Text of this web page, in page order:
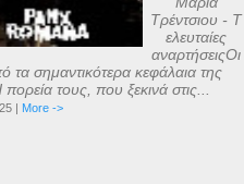
Τρέντσιου - Τ
ελευταίες
αναρτήσειςΟι
σημαντικότερα κεφάλαια της
τους, που ξεκινά στις...
| More ->